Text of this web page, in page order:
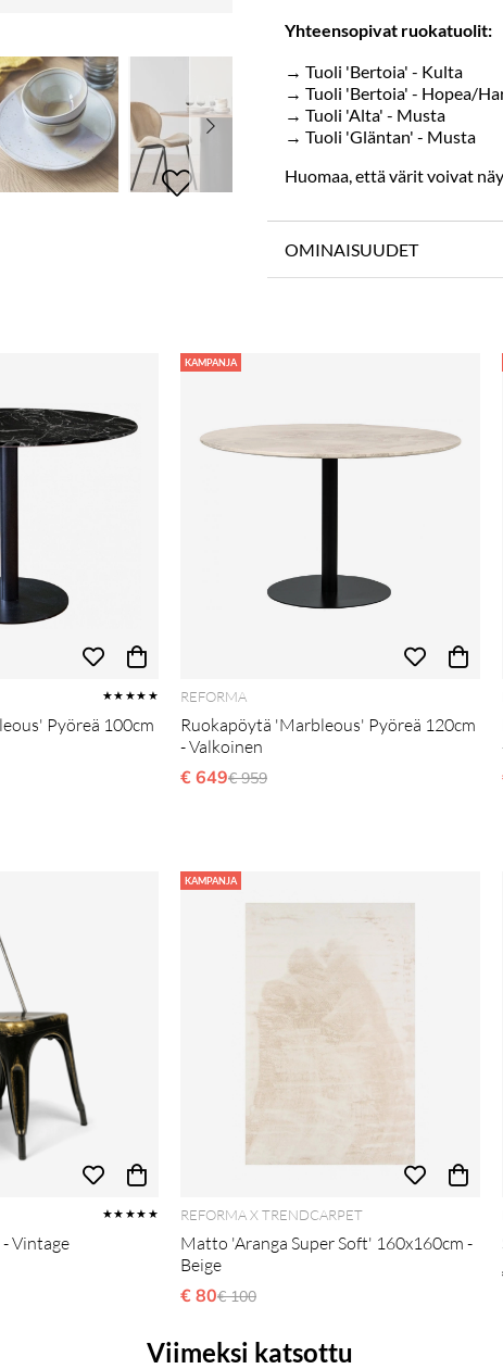
Yhteensopivat ruokatuolit:
→ Tuoli 'Bertoia' - Kulta
→ Tuoli 'Bertoia' - Hopea/
→ Tuoli 'Alta' - Musta
→ Tuoli 'Gläntan' - Musta
Huomaa, että värit voivat
OMINAISUUDET
★★★★★
Pyöreä 100cm
KAMPANJA
REFORMA
Ruokapöytä 'Marbleous' Pyöreä 120cm
- Valkoinen
€ 649Ordinarie pris:
€ 959
★★★★★
Vintage
KAMPANJA
REFORMA X TRENDCARPET
Matto 'Aranga Super Soft' 160x160cm -
Beige
€ 80Ordinarie pris:
€ 100
Viimeksi katsottu